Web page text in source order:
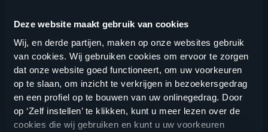
Deze website maakt gebruik van cookies
Wij, en derde partijen, maken op onze websites gebruik
van cookies. Wij gebruiken cookies om ervoor te zorgen
dat onze website goed functioneert, om uw voorkeuren
op te slaan, om inzicht te verkrijgen in bezoekersgedrag
en een profiel op te bouwen van uw onlinegedrag. Door
op ‘Zelf instellen’ te klikken, kunt u meer lezen over de
cookies die wij gebruiken en kunt u uw voorkeuren
Geschikte vloertoebehoren